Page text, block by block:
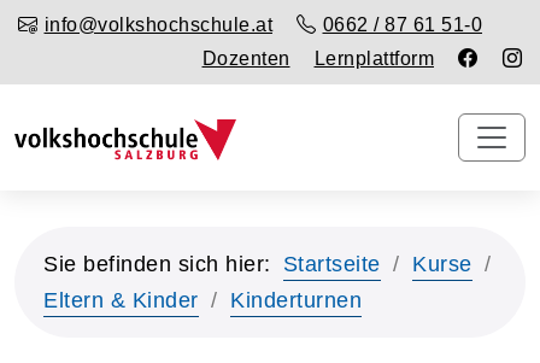
info@volkshochschule.at
0662 / 87 61 51-0
Dozenten
Lernplattform
Sie befinden sich hier: Startseite
Kurse
Eltern & Kinder
Kinderturnen